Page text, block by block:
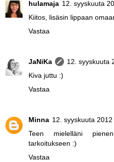
hulamaja 12. syyskuuta
Kiitos, lisäsin lippaan
Vastaa
JaNiKa
12. syyskuuta
Kiva juttu :)
Vastaa
Minna 12. syyskuuta 2012
Teen mielelläni
tarkoitukseen :)
Vastaa